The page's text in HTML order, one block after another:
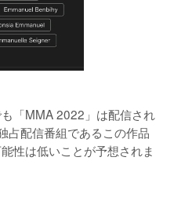
「MMA 2022」は配信され
占配信番組であるこの作品
性は低いことが予想されま